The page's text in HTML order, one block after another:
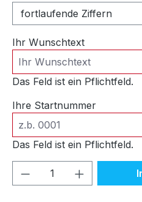
Ihr Wunschtext
Das Feld ist ein Pflichtfeld.
Ihre Startnummer
Das Feld ist ein Pflichtfeld.
Produkt Anzahl: